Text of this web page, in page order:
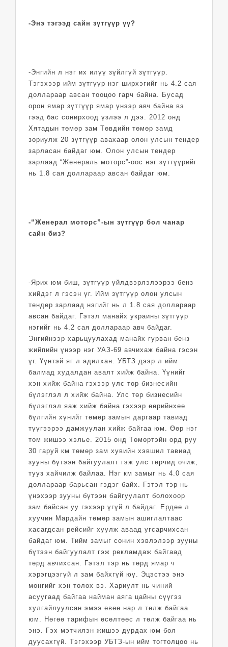
-Энэ тэгээд сайн зүтгүүр үү?
-Энгийн л нэг их илүү зүйлгүй зүтгүүр.
Тэгэхээр ийм зүтгүүр нэг ширхэгийг нь 4.2 сая
доллараар авсан тооцоо гарч байна. Бусад
орон ямар зүтгүүр ямар үнээр авч байна вэ
гээд бас сонирхоод үзлээ л дээ. 2012 онд
Хятадын төмөр зам Төвдийн төмөр замд
зориулж 20 зүтгүүр авахаар олон улсын тендер
зарласан байдаг юм. Олон улсын тендер
зарлаад “Женераль моторс”-оос нэг зүтгүүрийг
нь 1.8 сая доллараар авсан байдаг юм.
-“Женерал моторс”-ын зүтгүүр бол чанар
сайн биз?
-Ярих юм биш, зүтгүүр үйлдвэрлэлээрээ бенз
хийдэг л гэсэн үг. Ийм зүтгүүр олон улсын
тендер зарлаад нэгийг нь л 1.8 сая доллараар
авсан байдаг. Гэтэл манайх украины зүтгүүр
нэгийг нь 4.2 сая доллараар авч байдаг.
Энгийнээр харьцуулахад манайх гурван бенз
жийпийн үнээр нэг УАЗ-69 авчихаж байна гэсэн
үг. Үүнтэй яг л адилхан. УБТЗ дээр л ийм
балмад худалдан авалт хийж байна. Үүнийг
хэн хийж байна гэхээр улс төр бизнесийн
бүлэглэл л хийж байна. Улс төр бизнесийн
бүлэглэл яаж хийж байна гэхээр өөрийнхөө
бүлгийн хүнийг төмөр замын даргаар тавиад
түүгээрээ дамжуулан хийж байгаа юм. Өөр нэг
том жишээ хэлье. 2015 онд Төмөртэйн орд руу
30 гаруй км төмөр зам хувийн хэвшил тавиад
зууны бүтээн байгуулалт гэж улс төрчид очиж,
тууз хайчилж байлаа. Нэг км замыг нь 4.0 сая
доллараар барьсан гэдэг байх. Гэтэл тэр нь
үнэхээр зууны бүтээн байгуулалт болохоор
зам байсан уу гэхээр үгүй л байдаг. Ердөө л
хуучин Мардайн төмөр замын ашиглалтаас
хасагдсан рейсийг хуулж аваад угсарчихсан
байдаг юм. Тийм замыг сонин хэвлэлээр зууны
бүтээн байгуулалт гэж рекламдаж байгаад
төрд авчихсан. Гэтэл тэр нь төрд ямар ч
хэрэгцээгүй л зам байхгүй юү. Эцэстээ энэ
мөнгийг хэн төлөх вэ. Хариулт нь чиний
асуугаад байгаа найман аяга цайны сүүгээ
хулгайлуулсан эмээ өвөө нар л төлж байгаа
юм. Нөгөө тарифын өсөлтөөс л төлж байгаа нь
энэ. Гэх мэтчилэн жишээ дурдах юм бол
дуусахгүй. Тэгэхээр УБТЗ-ын ийм тогтолцоо нь